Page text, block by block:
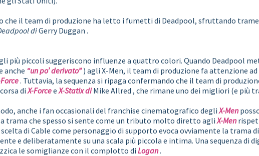
che il team di produzione ha letto i fumetti di Deadpool, sfruttando
diGerry Duggan .
più piccoli suggeriscono influenze a quattro colori. Quando Deadpool
anche “un po’ derivato”) agli X-Men, il team di produzione fa attenzione
. Tuttavia, la sequenza si ripaga confermando che il team di
diX-ForceeX-Statix ​​diMike Allred , che rimane uno dei migliori (e più
anche i fan occasionali del franchise cinematografico degliX-Men
trama che spesso si sente come un tributo molto diretto agliX-Men
scelta di Cable come personaggio di supporto evoca ovviamente la trama
e deliberatamente su una scala più piccola e intima. Una sequenza di
le somiglianze con il complotto diLogan.